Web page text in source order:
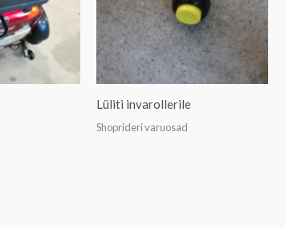
Lüliti invarollerile
Shoprideri varuosad